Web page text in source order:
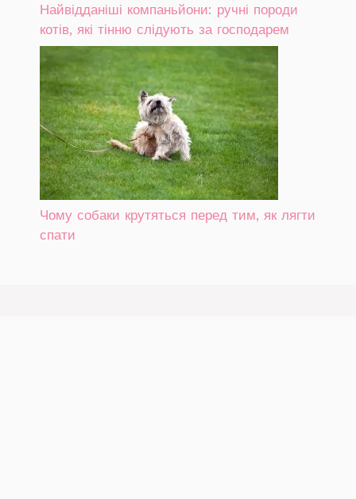
Найвідданіші компаньйони: ручні породи
котів, які тінню слідують за господарем
Чому собаки крутяться перед тим, як лягти
спати